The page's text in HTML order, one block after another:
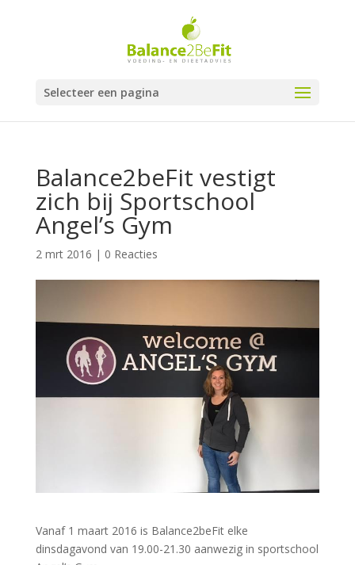
Selecteer een pagina
Balance2beFit vestigt
zich bij Sportschool
Angel’s Gym
2 mrt 2016 | 0 Reacties
Vanaf 1 maart 2016 is Balance2beFit elke
dinsdagavond van 19.00-21.30 aanwezig in sportschool